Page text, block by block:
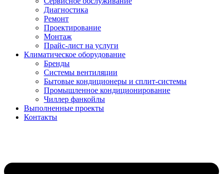
Диагностика
Ремонт
Проектирование
Монтаж
Прайс-лист на услуги
Климатическое оборудование
Бренды
Системы вентиляции
Бытовые кондиционеры и сплит-системы
Промышленное кондиционирование
Чиллер фанкойлы
Выполненные проекты
Контакты